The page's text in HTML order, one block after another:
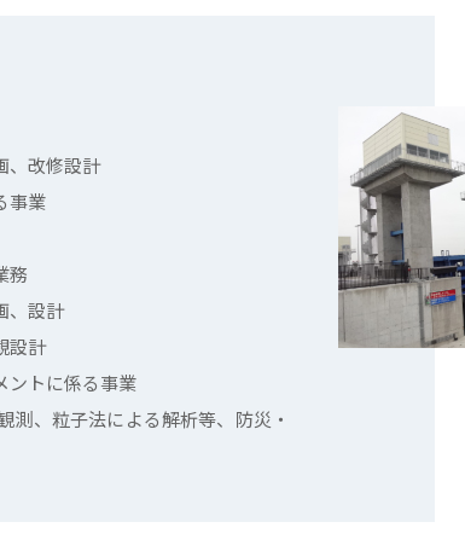
、改修設計
事業
務
、設計
設計
ントに係る事業
、粒子法による解析等、防災・